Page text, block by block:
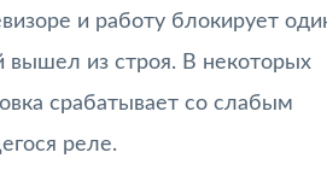
и работу блокирует
вышел из строя. В некоторых
срабатывает со слабым
реле.